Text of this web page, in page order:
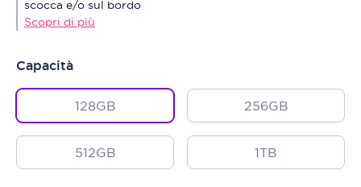
scocca e/o sul bordo
Scopri di più
Capacità
128GB 256GB
512GB 1TB